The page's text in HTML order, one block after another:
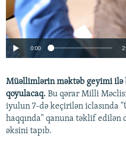
0:00
Müəllimlərin məktəb geyimi ilə
qoyulacaq. Bu qərar Milli
iyulun 7-də keçirilən iclasında
haqqında" qanuna təklif edilən
əksini tapıb.